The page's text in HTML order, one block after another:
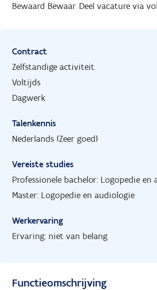
Bewaard Bewaar Deel vacature via
Contract
Zelfstandige activiteit
Voltijds
Dagwerk
Talenkennis
Nederlands (Zeer goed)
Vereiste studies
Professionele bachelor: Logopedie en
Master: Logopedie en audiologie
Werkervaring
Ervaring: niet van belang
Functieomschrijving